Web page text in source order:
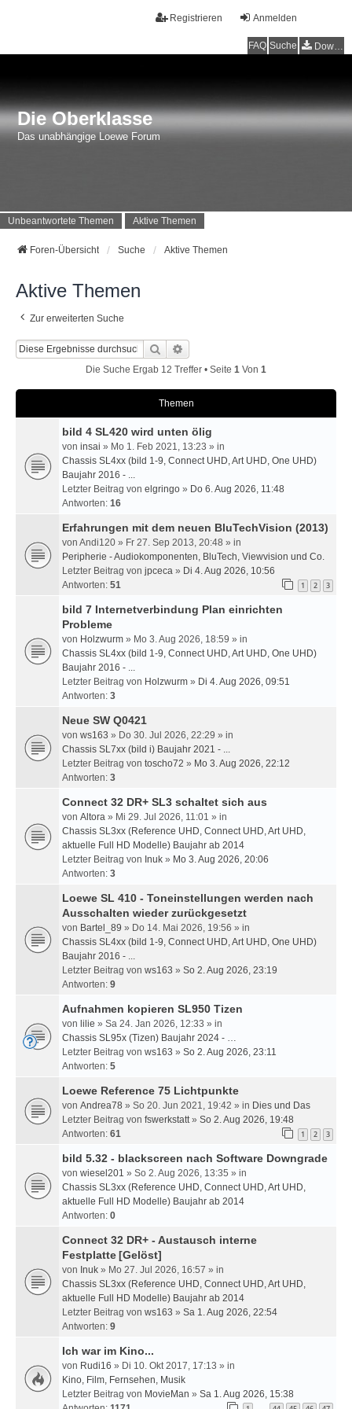
Anmelden
Registrieren
FAQ Suche Downloads
Die Oberklasse
Das unabhängige Loewe Forum
Unbeantwortete Themen Aktive Themen
Foren-Übersicht Suche Aktive Themen
Aktive Themen
Zur erweiterten Suche
Suche
Die Suche Ergab 12 Treffer • Seite 1 Von 1
Themen
bild 4 SL420 wird unten ölig
von insai » Mo 1. Feb 2021, 13:23 » in
Chassis SL4xx (bild 1-9, Connect UHD, Art UHD, One UHD)
Baujahr 2016 - ...
Letzter Beitrag von elgringo » Do 6. Aug 2026, 11:48
Antworten: 16
Erfahrungen mit dem neuen BluTechVision (2013)
von Andi120 » Fr 27. Sep 2013, 20:48 » in
Peripherie - Audiokomponenten, BluTech, Viewvision und Co.
Letzter Beitrag von jpceca » Di 4. Aug 2026, 10:56
Antworten: 51 1 2 3
bild 7 Internetverbindung Plan einrichten
Probleme
von Holzwurm » Mo 3. Aug 2026, 18:59 » in
Chassis SL4xx (bild 1-9, Connect UHD, Art UHD, One UHD)
Baujahr 2016 - ...
Letzter Beitrag von Holzwurm » Di 4. Aug 2026, 09:51
Antworten: 3
Neue SW Q0421
von ws163 » Do 30. Jul 2026, 22:29 » in
Chassis SL7xx (bild i) Baujahr 2021 - ...
Letzter Beitrag von toscho72 » Mo 3. Aug 2026, 22:12
Antworten: 3
Connect 32 DR+ SL3 schaltet sich aus
von Altora » Mi 29. Jul 2026, 11:01 » in
Chassis SL3xx (Reference UHD, Connect UHD, Art UHD,
aktuelle Full HD Modelle) Baujahr ab 2014
Letzter Beitrag von Inuk » Mo 3. Aug 2026, 20:06
Antworten: 3
Loewe SL 410 - Toneinstellungen werden nach
Ausschalten wieder zurückgesetzt
von Bartel_89 » Do 14. Mai 2026, 19:56 » in
Chassis SL4xx (bild 1-9, Connect UHD, Art UHD, One UHD)
Baujahr 2016 - ...
Letzter Beitrag von ws163 » So 2. Aug 2026, 23:19
Antworten: 9
Aufnahmen kopieren SL950 Tizen
von lilie » Sa 24. Jan 2026, 12:33 » in
Chassis SL95x (Tizen) Baujahr 2024 - …
Letzter Beitrag von ws163 » So 2. Aug 2026, 23:11
Antworten: 5
Loewe Reference 75 Lichtpunkte
von Andrea78 » So 20. Jun 2021, 19:42 » in Dies und Das
Letzter Beitrag von fswerkstatt» So 2. Aug 2026, 19:48
Antworten: 61 1 2 3
bild 5.32 - blackscreen nach Software Downgrade
von wiesel201 » So 2. Aug 2026, 13:35 » in
Chassis SL3xx (Reference UHD, Connect UHD, Art UHD,
aktuelle Full HD Modelle) Baujahr ab 2014
Antworten: 0
Connect 32 DR+ - Austausch interne
Festplatte[Gelöst]
von Inuk » Mo 27. Jul 2026, 16:57 » in
Chassis SL3xx (Reference UHD, Connect UHD, Art UHD,
aktuelle Full HD Modelle) Baujahr ab 2014
Letzter Beitrag von ws163 » Sa 1. Aug 2026, 22:54
Antworten: 9
Ich war im Kino...
von Rudi16 » Di 10. Okt 2017, 17:13 » in
Kino, Film, Fernsehen, Musik
Letzter Beitrag von MovieMan » Sa 1. Aug 2026, 15:38